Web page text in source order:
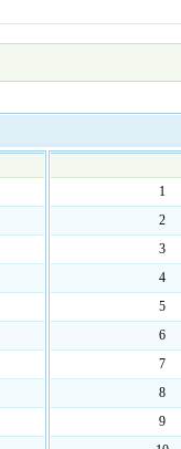
1
2
3
4
5
6
7
8
9